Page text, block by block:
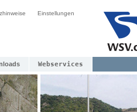
Einstellungen
Webservices